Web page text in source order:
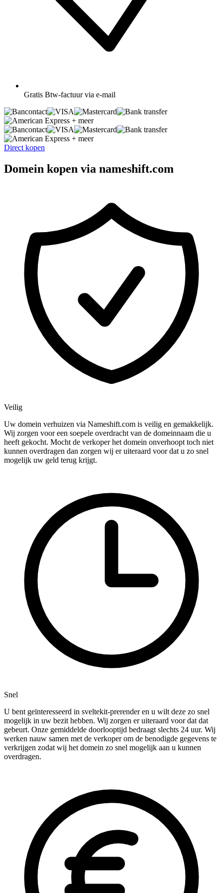
Gratis Btw-factuur via e-mail
+ meer
+ meer
Direct kopen
Domein kopen via nameshift.com
Veilig
Uw domein verhuizen via Nameshift.com is veilig en gemakkelijk.
Wij zorgen voor een soepele overdracht van de domeinnaam die u
heeft gekocht. Mocht de verkoper het domein onverhoopt toch niet
kunnen overdragen dan zorgen wij er uiteraard voor dat u zo snel
mogelijk uw geld terug krijgt.
Snel
U bent geïnteresseerd in sveltekit-prerender en u wilt deze zo snel
mogelijk in uw bezit hebben. Wij zorgen er uiteraard voor dat dat
gebeurt. Onze gemiddelde doorlooptijd bedraagt slechts 24 uur. Wij
werken nauw samen met de verkoper om de benodigde gegevens te
verkrijgen zodat wij het domein zo snel mogelijk aan u kunnen
overdragen.